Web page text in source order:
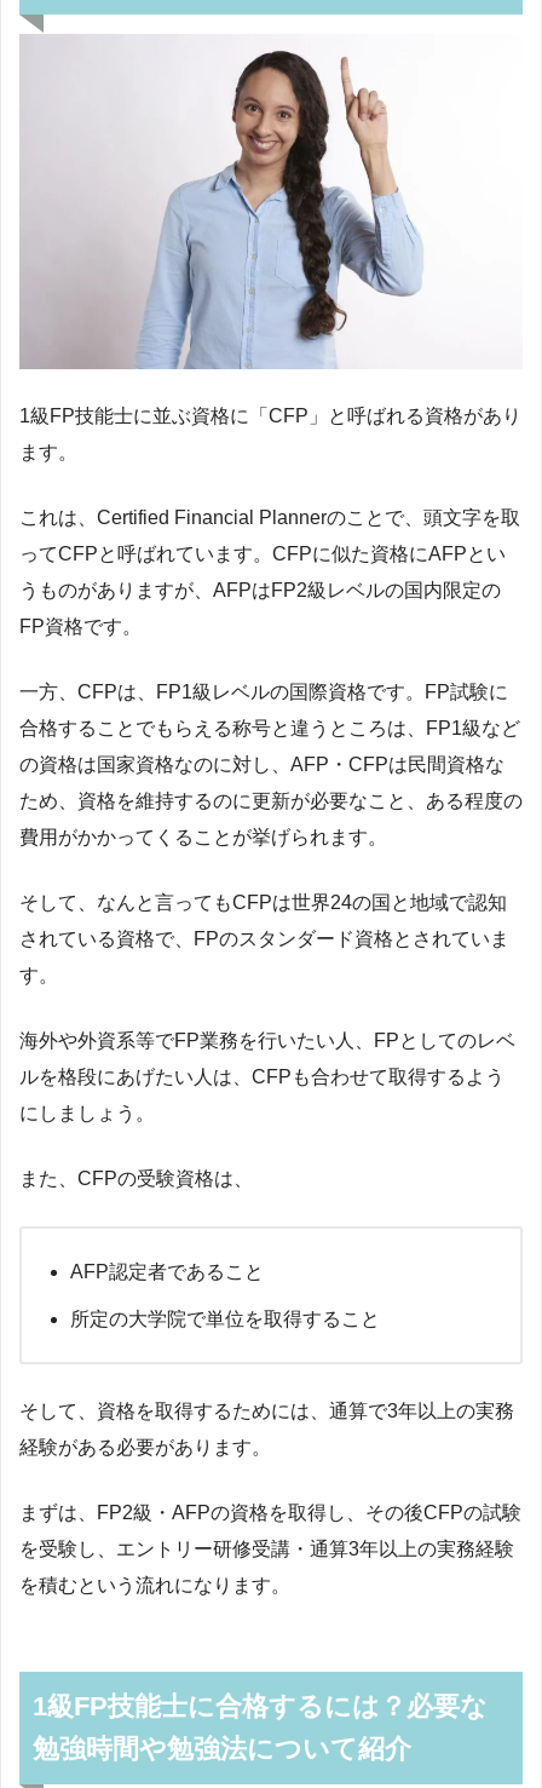
1級FP技能士に並ぶ資格に「CFP」と呼ばれる資格があり
ます。
これは、Certified Financial Plannerのことで、頭文字を取
ってCFPと呼ばれています。CFPに似た資格にAFPとい
うものがありますが、AFPはFP2級レベルの国内限定の
FP資格です。
一方、CFPは、FP1級レベルの国際資格です。FP試験に
合格することでもらえる称号と違うところは、FP1級など
の資格は国家資格なのに対し、AFP・CFPは民間資格な
ため、資格を維持するのに更新が必要なこと、ある程度の
費用がかかってくることが挙げられます。
そして、なんと言ってもCFPは世界24の国と地域で認知
されている資格で、FPのスタンダード資格とされていま
す。
海外や外資系等でFP業務を行いたい人、FPとしてのレベ
ルを格段にあげたい人は、CFPも合わせて取得するよう
にしましょう。
また、CFPの受験資格は、
AFP認定者であること
所定の大学院で単位を取得すること
そして、資格を取得するためには、通算で3年以上の実務
経験がある必要があります。
まずは、FP2級・AFPの資格を取得し、その後CFPの試験
を受験し、エントリー研修受講・通算3年以上の実務経験
を積むという流れになります。
1級FP技能士に合格するには？必要な
勉強時間や勉強法について紹介